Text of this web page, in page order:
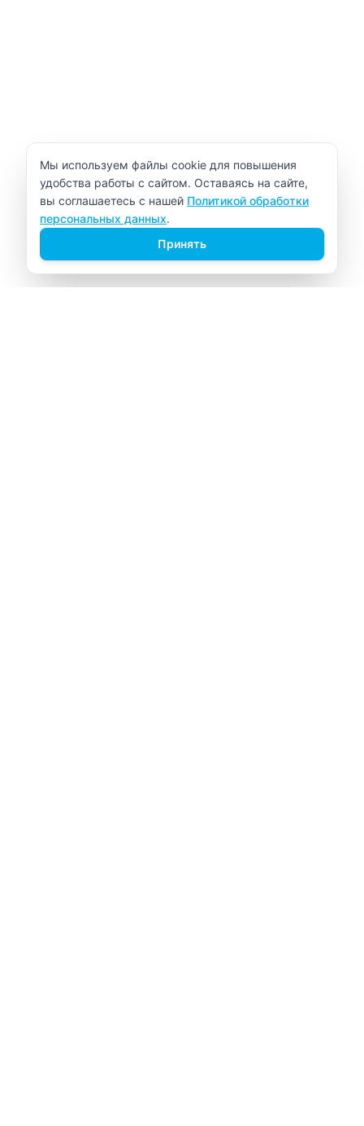
Уведомление об использовании cookie
Мы используем файлы cookie для повышения
удобства работы с сайтом. Оставаясь на сайте,
вы соглашаетесь с нашей Политикой обработки
персональных данных.
Принять